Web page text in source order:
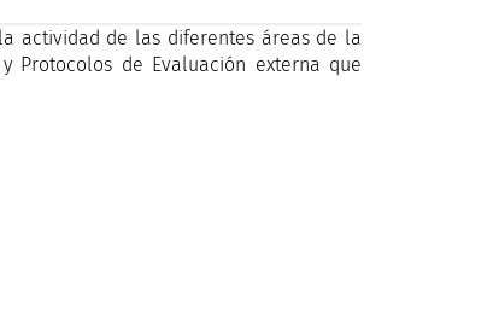
actividad de las diferentes áreas de la
Protocolos de Evaluación externa que